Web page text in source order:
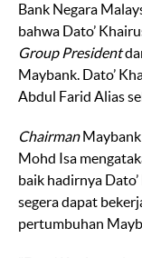
Bank Negara
bahwa Dato’
Group President
Maybank. Dato’
Abdul Farid Alias
ChairmanMaybank
Mohd Isa
baik hadirnya
segera dapat
pertumbuhan